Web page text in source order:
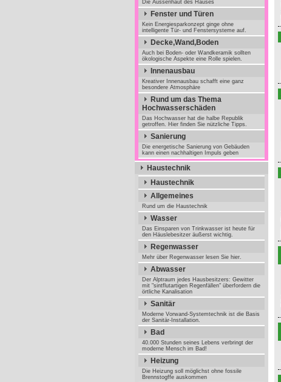
Die Aussenhaut des Hauses
Fenster und Türen
Kein Energiesparkonzept ginge ohne
intelligente Tür- und Fenstersysteme auf.
Decke,Wand,Boden
Auch bei Boden- oder Wandkeramik sollten
ökologische Aspekte eine Rolle spielen.
Innenausbau
Kreativer Innenausbau schafft eine ganz
besondere Atmosphäre
Rund um das Thema
Hochwasserschäden
Das Hochwasser hat die halbe Republik
getroffen. Hier finden Sie nützliche Tipps.
Sanierung
Die energetische Sanierung von Gebäuden
kann einen nachhaltigen Impuls geben
Haustechnik
Haustechnik
Allgemeines
Rund um die Haustechnik
Wasser
Das Einsparen von Trinkwasser ist heute für
den Häuslebesitzer äußerst wichtig.
Regenwasser
Mehr über Regenwasser lesen Sie hier.
Abwasser
Der Alptraum jedes Hausbesitzers: Gewitter
mit "sintflutartigen Regenfällen" überfordern die
örtliche Kanalisation
Sanitär
Moderne Vorwand-Systemtechnik ist die Basis
der Sanitär-Installation.
Bad
40.000 Stunden seines Lebens verbringt der
moderne Mensch im Bad!
Heizung
Die Heizung soll möglichst ohne fossile
Brennstogffe auskommen